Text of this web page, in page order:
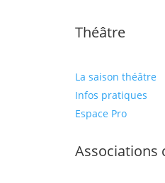
Théâtre
La saison théâtre
Infos pratiques
Espace Pro
Associations